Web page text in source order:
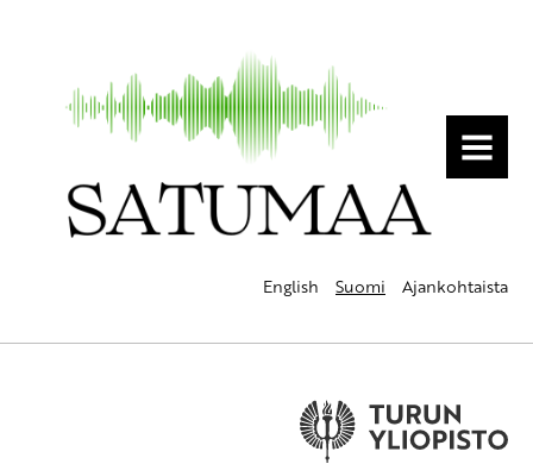
MENU
English Suomi Ajankohtaista